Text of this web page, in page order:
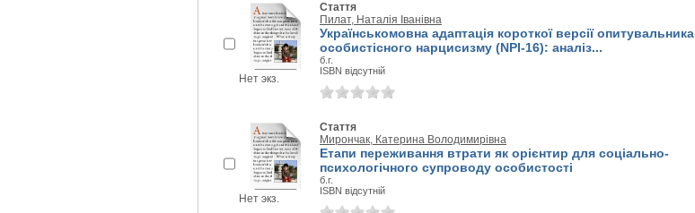
Нет экз.
Стаття
Пилат, Наталія Іванівна
Українськомовна адаптація короткої версії опитувальника
особистісного нарцисизму (NPI-16): аналіз...
б.г.
ISBN відсутній
Нет экз.
Стаття
Мирончак, Катерина Володимирівна
Етапи переживання втрати як орієнтир для соціально-
психологічного супроводу особистості
б.г.
ISBN відсутній